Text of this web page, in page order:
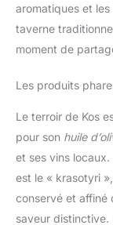
aromatiques et
taverne
moment de
Les produits
Le terroir de Kos
pour son huile
et ses vins
est le « krasotyri
conservé et affiné
saveur distinctive.